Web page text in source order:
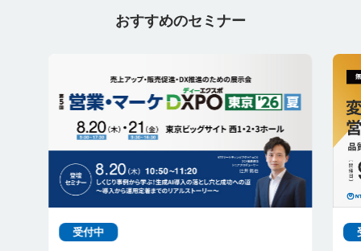
おすすめのセミナー
受付中